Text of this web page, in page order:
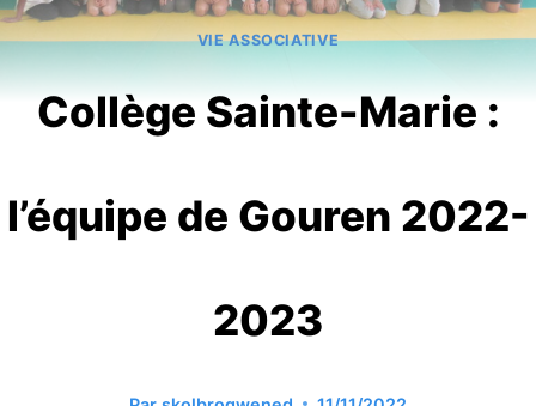
VIE ASSOCIATIVE
Collège Sainte-Marie :
l’équipe de Gouren 2022-
2023